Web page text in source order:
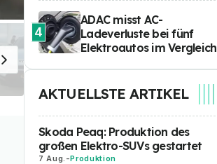
4
ADAC misst AC-
Ladeverluste bei fünf
Elektroautos im Vergleich
AKTUELLSTE ARTIKEL
Skoda Peaq: Produktion des
großen Elektro-SUVs gestartet
7 Aug. -Produktion